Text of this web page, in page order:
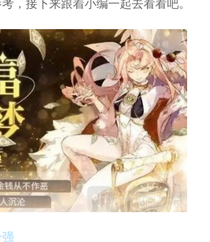
，接下来跟着小编一起去看看吧。